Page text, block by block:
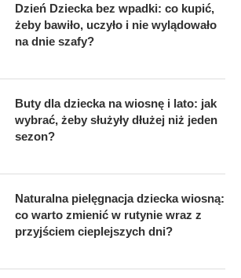
Dzień Dziecka bez wpadki: co kupić,
żeby bawiło, uczyło i nie wylądowało
na dnie szafy?
Buty dla dziecka na wiosnę i lato: jak
wybrać, żeby służyły dłużej niż jeden
sezon?
Naturalna pielęgnacja dziecka wiosną:
co warto zmienić w rutynie wraz z
przyjściem cieplejszych dni?